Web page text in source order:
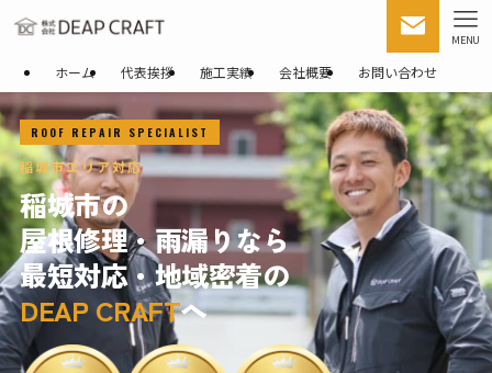
MENU
ホーム 代表挨拶 施工実績 会社概要 お問い合わせ
ROOF REPAIR SPECIALIST
稲城市エリア対応
稲城市の
屋根修理・雨漏りなら
最短対応・地域密着の
DEAP CRAFTへ